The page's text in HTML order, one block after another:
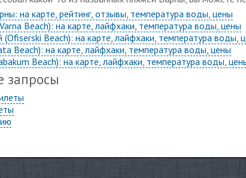
на карте, рейтинг, отзывы, температура воды, цены
Beach): на карте, лайфхаки, температура воды, цены
Beach): на карте, лайфхаки, температура воды,
Beach): на карте, лайфхаки, температура воды, цены
Beach): на карте, лайфхаки, температура воды,
запросы